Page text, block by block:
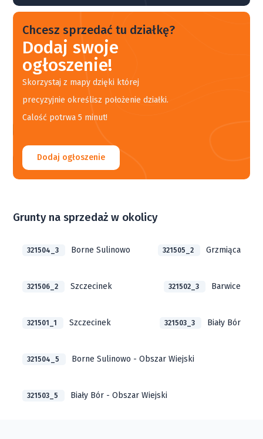
Chcesz sprzedać tu działkę?
Dodaj swoje
ogłoszenie!
Skorzystaj z mapy dzięki której
precyzyjnie określisz położenie działki.
Calość potrwa 5 minut!
Dodaj ogłoszenie
Grunty na sprzedaż w okolicy
321504_3 Borne Sulinowo 321505_2 Grzmiąca
321506_2 Szczecinek 321502_3 Barwice
321501_1 Szczecinek 321503_3 Biały Bór
321504_5 Borne Sulinowo - Obszar Wiejski
321503_5 Biały Bór - Obszar Wiejski